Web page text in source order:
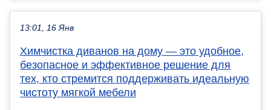
13:01, 16 Янв
Химчистка диванов на дому — это удобное,
безопасное и эффективное решение для
тех, кто стремится поддерживать идеальную
чистоту мягкой мебели